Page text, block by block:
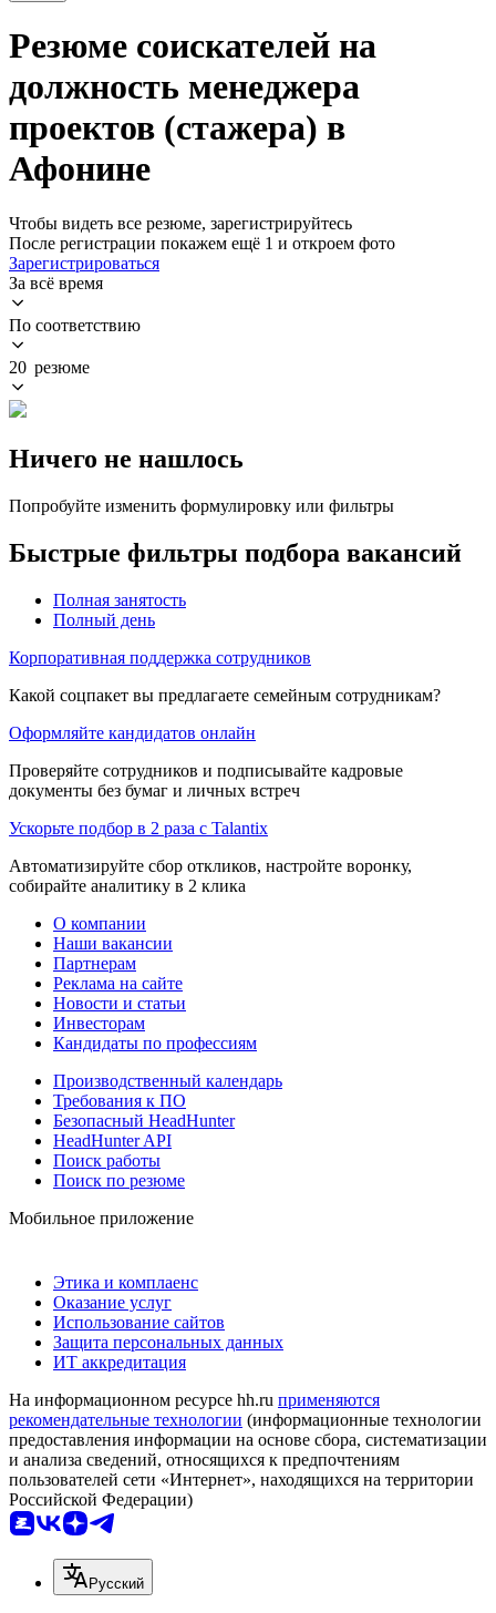
Резюме соискателей на
должность менеджера
проектов (стажера) в
Афонине
Чтобы видеть все резюме, зарегистрируйтесь
После регистрации покажем ещё 1 и откроем фото
Зарегистрироваться
За всё время
По соответствию
20 резюме
Ничего не нашлось
Попробуйте изменить формулировку или фильтры
Быстрые фильтры подбора вакансий
Полная занятость
Полный день
Корпоративная поддержка сотрудников
Какой соцпакет вы предлагаете семейным сотрудникам?
Оформляйте кандидатов онлайн
Проверяйте сотрудников и подписывайте кадровые
документы без бумаг и личных встреч
Ускорьте подбор в 2 раза с Talantix
Автоматизируйте сбор откликов, настройте воронку,
собирайте аналитику в 2 клика
О компании
Наши вакансии
Партнерам
Реклама на сайте
Новости и статьи
Инвесторам
Кандидаты по профессиям
Производственный календарь
Требования к ПО
Безопасный HeadHunter
HeadHunter API
Поиск работы
Поиск по резюме
Мобильное приложение
Этика и комплаенс
Оказание услуг
Использование сайтов
Защита персональных данных
ИТ аккредитация
На информационном ресурсе hh.ru применяются
рекомендательные технологии (информационные технологии
предоставления информации на основе сбора, систематизации
и анализа сведений, относящихся к предпочтениям
пользователей сети «Интернет», находящихся на территории
Российской Федерации)
Русский